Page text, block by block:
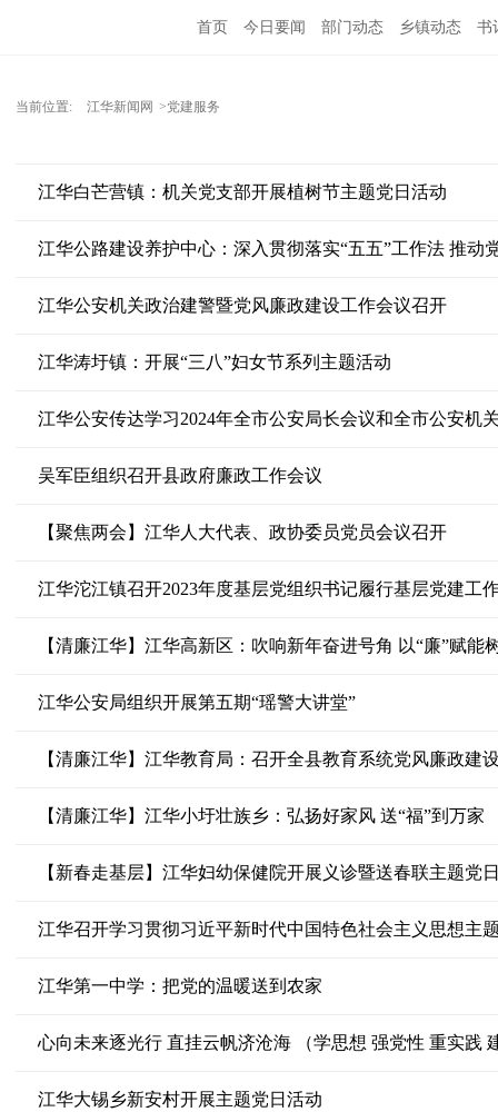
首页 今日要闻 部门动态 乡镇动态 书
当前位置: 江华新闻网 >党建服务
江华白芒营镇：机关党支部开展植树节主题党日活动
江华公路建设养护中心：深入贯彻落实“五五”工作法 推动
江华公安机关政治建警暨党风廉政建设工作会议召开
江华涛圩镇：开展“三八”妇女节系列主题活动
江华公安传达学习2024年全市公安局长会议和全市公安机
吴军臣组织召开县政府廉政工作会议
【聚焦两会】江华人大代表、政协委员党员会议召开
【清廉江华】江华高新区：吹响新年奋进号角 以“廉”赋能
江华公安局组织开展第五期“瑶警大讲堂”
【清廉江华】江华教育局：召开全县教育系统党风廉政建
【清廉江华】江华小圩壮族乡：弘扬好家风 送“福”到万家
【新春走基层】江华妇幼保健院开展义诊暨送春联主题党
江华召开学习贯彻习近平新时代中国特色社会主义思想主
江华第一中学：把党的温暖送到农家
心向未来逐光行 直挂云帆济沧海 （学思想 强党性 重实践
江华大锡乡新安村开展主题党日活动